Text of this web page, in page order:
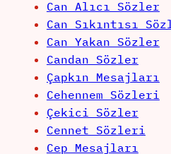
Can Alıcı Sözler
Can Sıkıntısı
Can Yakan Sözler
Candan Sözler
Çapkın Mesajları
Cehennem Sözleri
Çekici Sözler
Cennet Sözleri
Cep Mesajları